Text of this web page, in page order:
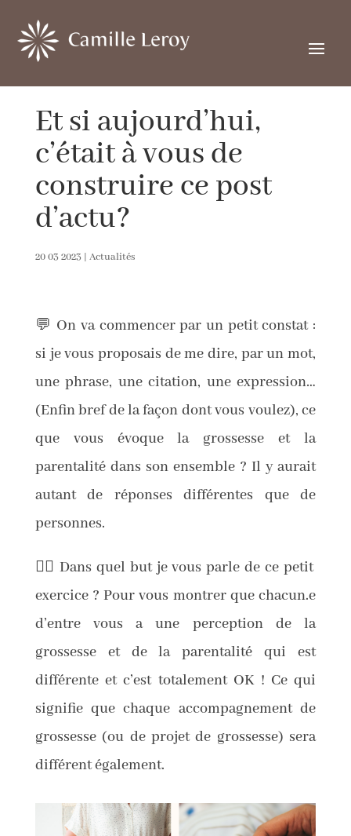
Et si aujourd’hui,
c’était à vous de
construire ce post
d’actu?
20 03 2023| Actualités
💬 On va commencer par un petit constat :
si je vous proposais de me dire, par un mot,
une phrase, une citation, une expression…
(Enfin bref de la façon dont vous voulez), ce
que vous évoque la grossesse et la
parentalité dans son ensemble ? Il y aurait
autant de réponses différentes que de
personnes.
🤷‍♀️ Dans quel but je vous parle de ce petit
exercice ? Pour vous montrer que chacun.e
d’entre vous a une perception de la
grossesse et de la parentalité qui est
différente et c’est totalement OK ! Ce qui
signifie que chaque accompagnement de
grossesse (ou de projet de grossesse) sera
différent également.